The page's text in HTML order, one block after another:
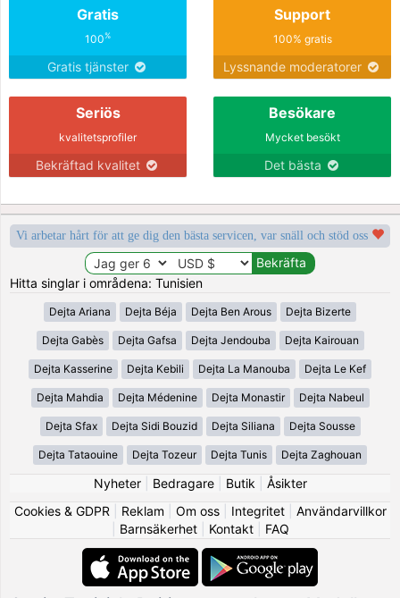
Gratis
100%
Gratis tjänster
Support
100% gratis
Lyssnande moderatorer
Seriös
kvalitetsprofiler
Bekräftad kvalitet
Besökare
Mycket besökt
Det bästa
Vi arbetar hårt för att ge dig den bästa servicen, var snäll och stöd oss
Hitta singlar i områdena: Tunisien
Dejta Ariana Dejta Béja Dejta Ben Arous Dejta Bizerte
Dejta Gabès Dejta Gafsa Dejta Jendouba Dejta Kairouan
Dejta Kasserine Dejta Kebili Dejta La Manouba Dejta Le Kef
Dejta Mahdia Dejta Médenine Dejta Monastir Dejta Nabeul
Dejta Sfax Dejta Sidi Bouzid Dejta Siliana Dejta Sousse
Dejta Tataouine Dejta Tozeur Dejta Tunis Dejta Zaghouan
Nyheter| Bedragare| Butik
Åsikter
Cookies & GDPR
Reklam Om oss| Integritet| Användarvillkor
Barnsäkerhet| Kontakt| FAQ